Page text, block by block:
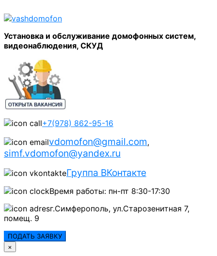
Установка и обслуживание домофонных систем,
видеонаблюдения, СКУД
+7(978) 862-95-16
vdomofon@gmail.com,
simf.vdomofon@yandex.ru
Группа ВКонтакте
Время работы: пн-пт 8:30-17:30
г.Симферополь, ул.Старозенитная 7,
помещ. 9
ПОДАТЬ ЗАЯВКУ
×